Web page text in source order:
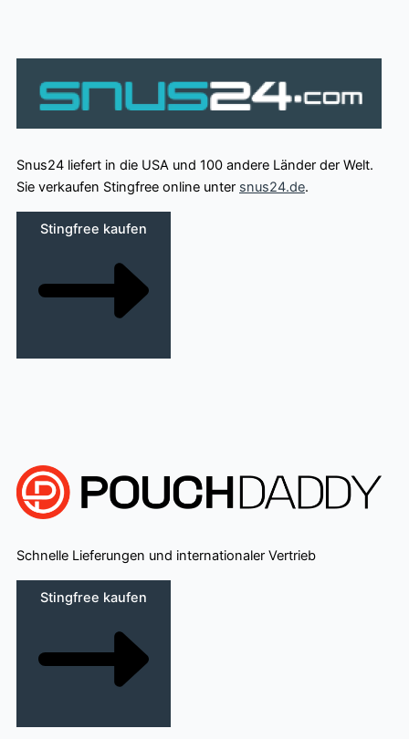
Snus24 liefert in die USA und 100 andere Länder der Welt.
Sie verkaufen Stingfree online unter snus24.de.
Stingfree kaufen
Schnelle Lieferungen und internationaler Vertrieb
Stingfree kaufen